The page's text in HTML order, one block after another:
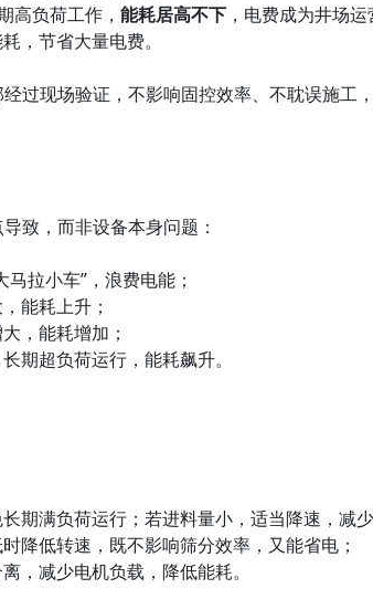
高负荷工作， 能耗居高不下 ，电费成为井场
，节省大量电费。
过现场验证，不影响固控效率、不耽误施工
致，而非设备本身问题：
拉小车”，浪费电能；
能耗上升；
，能耗增加；
期超负荷运行，能耗飙升。
期满负荷运行；若进料量小，适当降速，减
降低转速，既不影响筛分效率，又能省电；
，减少电机负载，降低能耗。